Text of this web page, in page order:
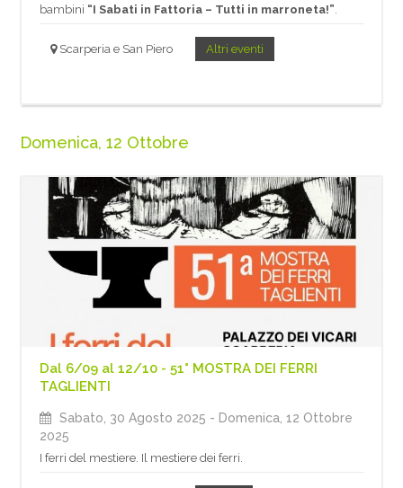
bambini “I Sabati in Fattoria – Tutti in marroneta!”.
Scarperia e San Piero Altri eventi
Domenica, 12 Ottobre
Dal 6/09 al 12/10 - 51° MOSTRA DEI FERRI
TAGLIENTI
Sabato, 30 Agosto 2025 - Domenica, 12 Ottobre
2025
I ferri del mestiere. Il mestiere dei ferri.